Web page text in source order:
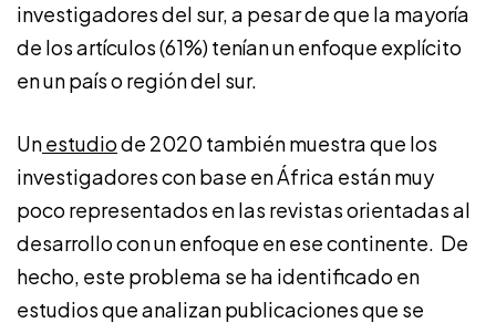
investigadores del sur, a pesar de que la mayoría
de los artículos (61%) tenían un enfoque explícito
en un país o región del sur.
Unestudiode 2020 también muestra que los
investigadores con base en África están muy
poco representados en las revistas orientadas al
desarrollo con un enfoque en ese continente. De
hecho, este problema se ha identificado en
estudios que analizan publicaciones que se